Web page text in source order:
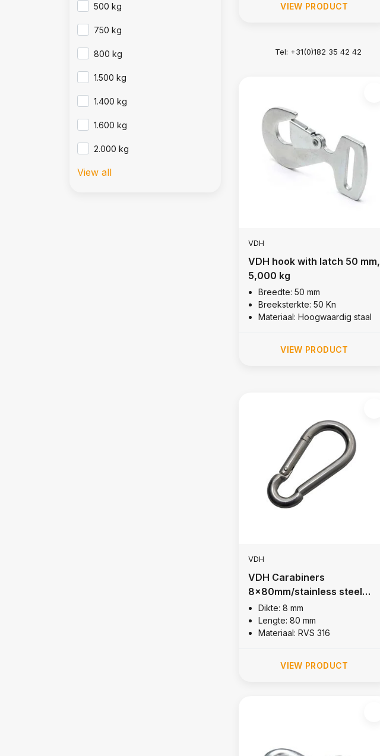
VIEW PRODUCT
Tel: +31(0)182 35 42 42
VDH
VDH hook with latch 50 mm,
5,000 kg
Breedte: 50 mm
Breeksterkte: 50 Kn
Materiaal: Hoogwaardig staal
VIEW PRODUCT
VDH
VDH Carabiners
8x80mm/stainless steel
316Dikte: 8 mm
Lengte: 80 mm
Materiaal: RVS 316
VIEW PRODUCT
500 kg
750 kg
800 kg
1.500 kg
1.400 kg
1.600 kg
2.000 kg
View all